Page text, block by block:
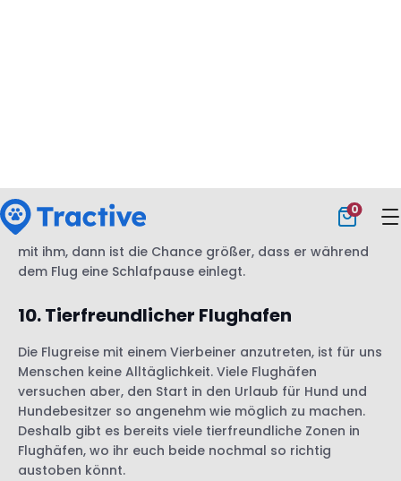
Damit deinem Vierbeiner während dem Flug nicht
langweilig wird, kannst du dich zuvor noch ausreichend
mit ihm beschäftigen. Gehe viel spazieren und spiele
mit ihm, dann ist die Chance größer, dass er während
dem Flug eine Schlafpause einlegt.
10. Tierfreundlicher Flughafen
Die Flugreise mit einem Vierbeiner anzutreten, ist für uns
Menschen keine Alltäglichkeit. Viele Flughäfen
versuchen aber, den Start in den Urlaub für Hund und
Hundebesitzer so angenehm wie möglich zu machen.
Deshalb gibt es bereits viele tierfreundliche Zonen in
Flughäfen, wo ihr euch beide nochmal so richtig
austoben könnt.